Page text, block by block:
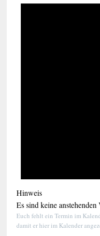
Hinweis
Es sind keine
Euch fehlt ein Termin im
damit er hier im Kalender